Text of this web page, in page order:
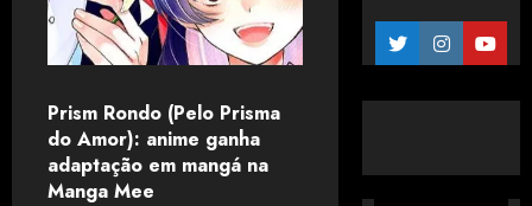
Prism Rondo (Pelo Prisma
do Amor): anime ganha
adaptação em mangá na
Manga Mee